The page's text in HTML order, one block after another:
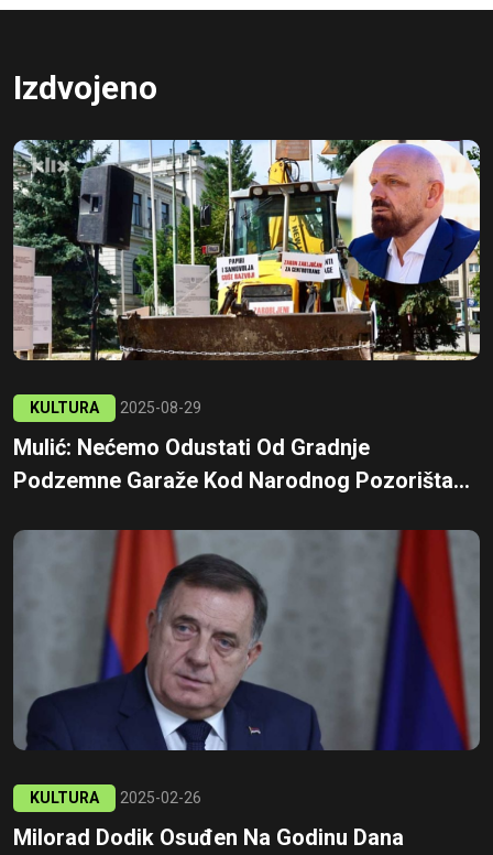
Izdvojeno
KULTURA 2025-08-29
Mulić: Nećemo Odustati Od Gradnje
Podzemne Garaže Kod Narodnog Pozorišta...
KULTURA 2025-02-26
Milorad Dodik Osuđen Na Godinu Dana